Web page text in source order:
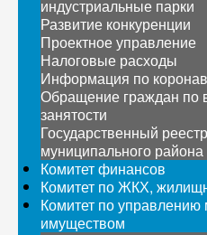
индустриальные парки
Развитие конкуренции
Проектное управление
Налоговые расходы
Информация по
Обращение граждан по
занятости
Государственный
муниципального района
Комитет финансов
Комитет по ЖКХ,
Комитет по
имуществом